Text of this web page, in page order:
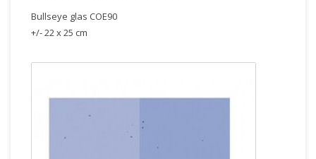
Bullseye glas COE90
+/- 22 x 25 cm